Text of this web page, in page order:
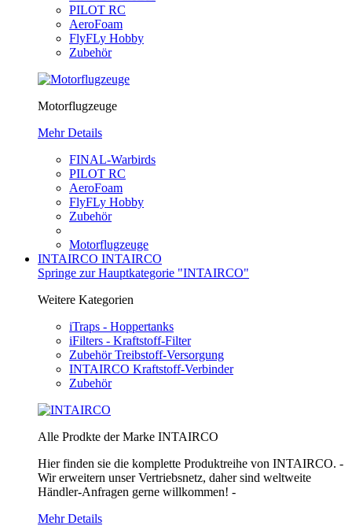
PILOT RC
AeroFoam
FlyFLy Hobby
Zubehör
Motorflugzeuge
Mehr Details
FINAL-Warbirds
PILOT RC
AeroFoam
FlyFLy Hobby
Zubehör
Motorflugzeuge
INTAIRCO INTAIRCO
Springe zur Hauptkategorie "INTAIRCO"
Weitere Kategorien
iTraps - Hoppertanks
iFilters - Kraftstoff-Filter
Zubehör Treibstoff-Versorgung
INTAIRCO Kraftstoff-Verbinder
Zubehör
Alle Prodkte der Marke INTAIRCO
Hier finden sie die komplette Produktreihe von INTAIRCO. -
Wir erweitern unser Vertriebsnetz, daher sind weltweite
Händler-Anfragen gerne willkommen! -
Mehr Details